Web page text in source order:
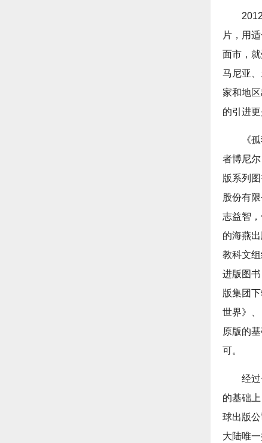
片，用
面市，
马尼亚
家和地
的引进
《
者博尼
版系列
股份有
志益智
的海燕
教科文
进版图
版集团
世界》
原版的
可。
经
的基础
球出版
大陆唯